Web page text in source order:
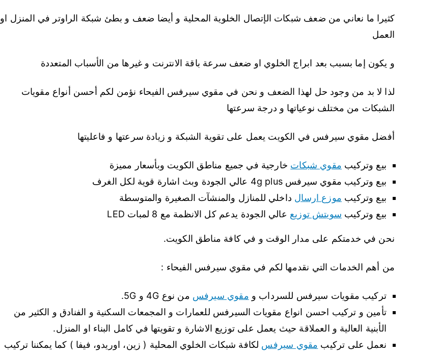
كثيرا ما نعاني من ضعف شبكات الإتصال الخلوية المحلية و أيضا ضعف و بطئ شبكة الراوتر في المنزل او
العمل
و يكون إما بسبب بعد ابراج الخلوي او ضعف سرعة باقة الانترنت و غيرها من الأسباب المتعددة
لذا لا بد من وجود حل لهذا الضعف و نحن في مقوي سيرفس الفيحاء نؤمن لكم أحسن أنواع مقويات
الشبكات من مختلف نوعياتها و درجة سرعتها
أفضل مقوي سيرفس في الكويت يعمل على تقوية الشبكة و زيادة سرعتها و فاعليتها
بيع وتركيب مقوي شبكات خارجية في جميع مناطق الكويت وبأسعار مميزة
بيع وتركيب مقوي سيرفس 4g plus عالي الجودة وبث اشارة قوية لكل الغرف
بيع وتركيب موزع ارسال داخلي للمنازل والمنشآت الصغيرة والمتوسطة
بيع وتركيب سويتش توزيع عالي الجودة يدعم كل الانظمة مع 8 لمبات LED
نحن في خدمتكم على مدار الوقت و في كافة مناطق الكويت.
من أهم الخدمات التي نقدمها لكم في مقوي سيرفس الفيحاء :
تركيب مقويات سيرفس للسرداب و مقوي سيرفس من نوع 4G و 5G.
تأمين و تركيب احسن انواع مقويات السيرفس للعمارات و المجمعات السكنية و الفنادق و الكثير من
الأبنية العالية و العملاقة حيث يعمل على توزيع الاشارة و تقويتها في كامل البناء او المنزل.
نعمل على تركيب مقوي سيرفس لكافة شبكات الخلوي المحلية ( زين، اوريدو، فيفا ) كما يمكننا تركيب